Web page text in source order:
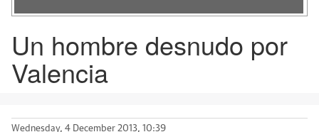
Un hombre desnudo por
Valencia
Wednesday, 4 December 2013, 10:39